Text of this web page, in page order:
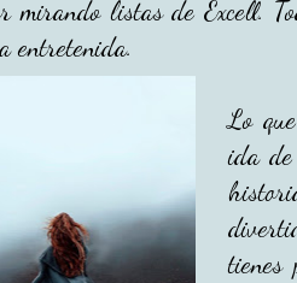
mirando listas de Excell.
entretenida.
Lo
ida
tienes